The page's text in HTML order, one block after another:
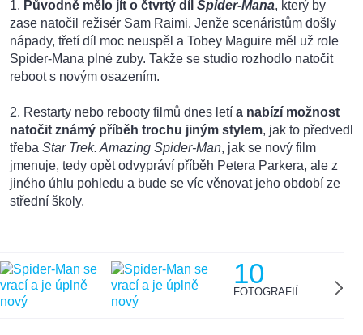
1. Původně mělo jít o čtvrtý díl Spider-Mana, který by
zase natočil režisér Sam Raimi. Jenže scenáristům došly
nápady, třetí díl moc neuspěl a Tobey Maguire měl už role
Spider-Mana plné zuby. Takže se studio rozhodlo natočit
reboot s novým osazením.
2. Restarty nebo rebooty filmů dnes letí a nabízí možnost
natočit známý příběh trochu jiným stylem, jak to předvedl
třeba Star Trek. Amazing Spider-Man, jak se nový film
jmenuje, tedy opět odvypráví příběh Petera Parkera, ale z
jiného úhlu pohledu a bude se víc věnovat jeho období ze
střední školy.
10
FOTOGRAFIÍ